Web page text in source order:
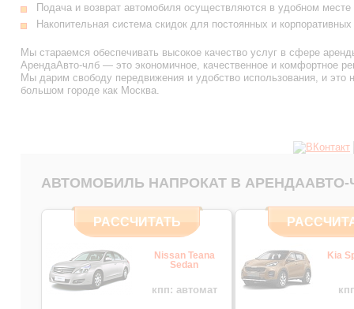
Подача и возврат автомобиля осуществляются в удобном
Накопительная система скидок для постоянных и корпоративных
Мы стараемся обеспечивать высокое качество услуг в сфере
АрендаАвто-члб — это экономичное, качественное и комфортное
Мы дарим свободу передвижения и удобство использования, и это
большом городе как Москва.
АВТОМОБИЛЬ НАПРОКАТ В АРЕНДААВТО-
РАССЧИТАТЬ
Nissan Teana
Sedan
кпп: автомат
Kia